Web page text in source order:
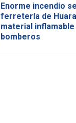
Enorme incendio
ferretería de
material
bomberos